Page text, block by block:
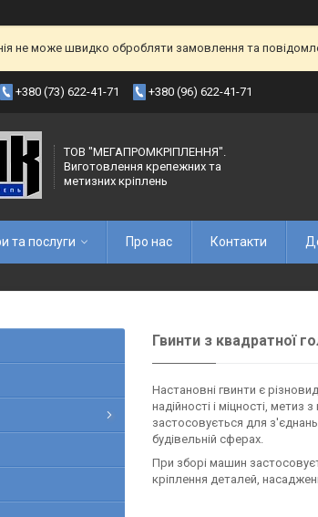
не може швидко обробляти замовлення та
+380 (73) 622-41-71 +380 (96) 622-41-71
ТОВ "МЕГАПРОМКРІПЛЕННЯ".
Виготовлення крепежних та
метизних кріплень
та послуги Про нас Контакти
Гвинти з квадратної
Настановні гвинти є
надійності і міцності,
застосовується для
будівельній сферах.
При зборі машин
кріплення деталей,